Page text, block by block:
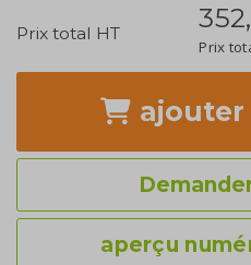
Prix total HT
Prix
ajouter
aperçu